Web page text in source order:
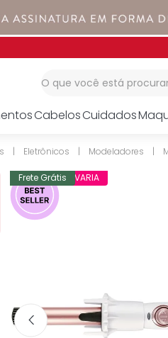
O que você está
CabelosCuidados
Eletrônicos Modeladores
CAIXA COM AVARIA
Frete Grátis